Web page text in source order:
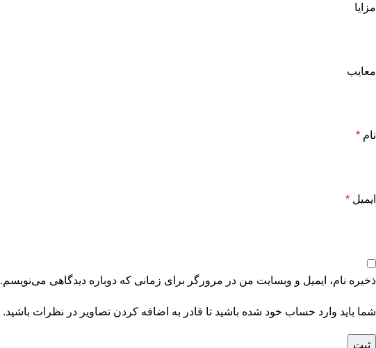
مزایا
معایب
نام *
ایمیل *
ذخیره نام، ایمیل و وبسایت من در مرورگر برای زمانی که دوباره دیدگاهی می‌نویسم.
شما باید وارد حساب خود شده باشید تا قادر به اضافه کردن تصاویر در نظرات باشید.